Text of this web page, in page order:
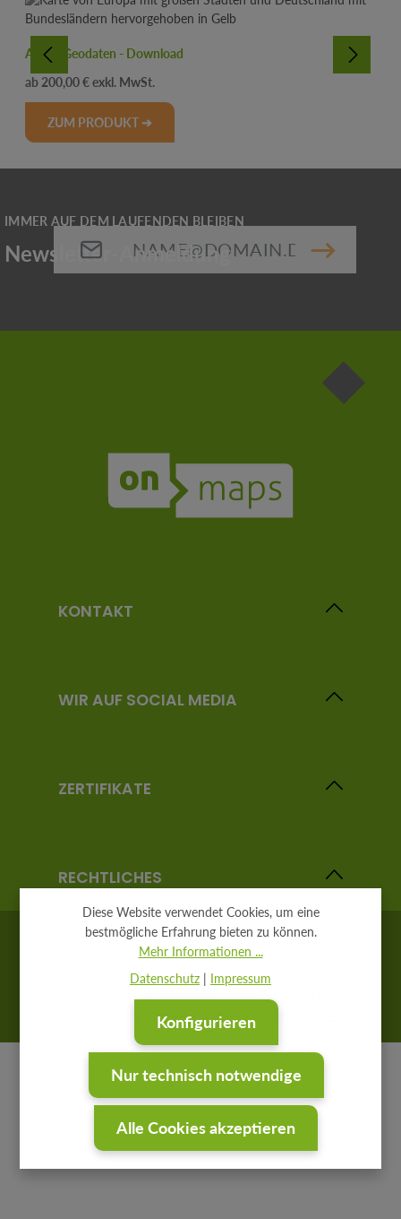
ATKIS Geodaten - Download
Regulärer Preis:
200,00 €
ZUM PRODUKT ➔
Pflichtfelder.
KONTAKT
WIR AUF SOCIAL MEDIA
ZERTIFIKATE
RECHTLICHES
IP SYSCON
GEOCADEMY
VIEWER DATAVIS
Diese Website verwendet Cookies, um eine
bestmögliche Erfahrung bieten zu können.
Mehr Informationen ...
Datenschutz | Impressum
Nur technisch notwendige
Konfigurieren
Alle Cookies akzeptieren